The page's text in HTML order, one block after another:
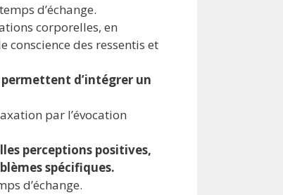
d’échange.
corporelles, en
des ressentis et
permettent d’intégrer un
par l’évocation
perceptions positives,
spécifiques.
d’échange.